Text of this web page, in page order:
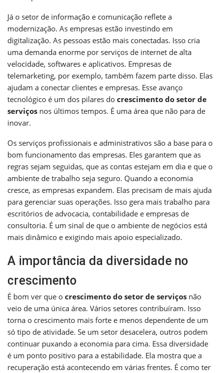
Já o setor de informação e comunicação reflete a
modernização. As empresas estão investindo em
digitalização. As pessoas estão mais conectadas. Isso cria
uma demanda enorme por serviços de internet de alta
velocidade, softwares e aplicativos. Empresas de
telemarketing, por exemplo, também fazem parte disso. Elas
ajudam a conectar clientes e empresas. Esse avanço
tecnológico é um dos pilares do crescimento do setor de
serviços nos últimos tempos. É uma área que não para de
inovar.
Os serviços profissionais e administrativos são a base para o
bom funcionamento das empresas. Eles garantem que as
regras sejam seguidas, que as contas estejam em dia e que o
ambiente de trabalho seja seguro. Quando a economia
cresce, as empresas expandem. Elas precisam de mais ajuda
para gerenciar suas operações. Isso gera mais trabalho para
escritórios de advocacia, contabilidade e empresas de
consultoria. É um sinal de que o ambiente de negócios está
mais dinâmico e exigindo mais apoio especializado.
A importância da diversidade no
crescimento
É bom ver que o crescimento do setor de serviços não
veio de uma única área. Vários setores contribuíram. Isso
torna o crescimento mais forte e menos dependente de um
só tipo de atividade. Se um setor desacelera, outros podem
continuar puxando a economia para cima. Essa diversidade
é um ponto positivo para a estabilidade. Ela mostra que a
recuperação está acontecendo em várias frentes. É como ter